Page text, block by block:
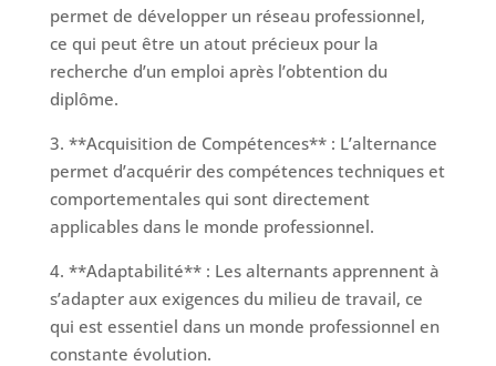
permet de développer un réseau professionnel,
ce qui peut être un atout précieux pour la
recherche d’un emploi après l’obtention du
diplôme.
3. **Acquisition de Compétences** : L’alternance
permet d’acquérir des compétences techniques et
comportementales qui sont directement
applicables dans le monde professionnel.
4. **Adaptabilité** : Les alternants apprennent à
s’adapter aux exigences du milieu de travail, ce
qui est essentiel dans un monde professionnel en
constante évolution.